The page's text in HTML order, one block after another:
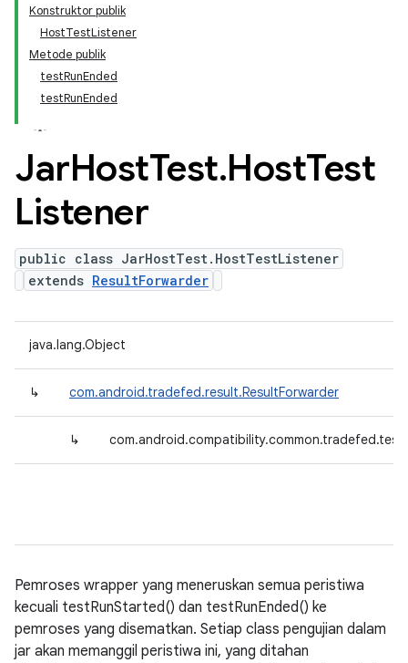
Konstruktor publik
HostTestListener
Metode publik
testRunEnded
testRunEnded
JarHostTest.HostTest
Listener
public class JarHostTest.HostTestListener
extends ResultForwarder
java.lang.Object
↳ com.android.tradefed.result.ResultForwarder
↳
Pemroses wrapper yang meneruskan semua peristiwa
kecuali testRunStarted() dan testRunEnded() ke
pemroses yang disematkan. Setiap class pengujian dalam
jar akan memanggil peristiwa ini, yang ditahan